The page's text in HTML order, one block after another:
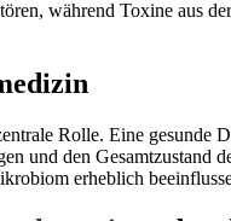
während Toxine aus
Rolle. Eine
und den
erheblich